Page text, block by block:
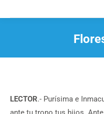
LECTOR.- Purísima e